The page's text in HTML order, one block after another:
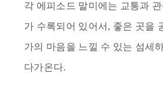
각 에피소드 말미에는 교통과
가 수록되어 있어서, 좋은 곳을
가의 마음을 느낄 수 있는 섬세
다가온다.